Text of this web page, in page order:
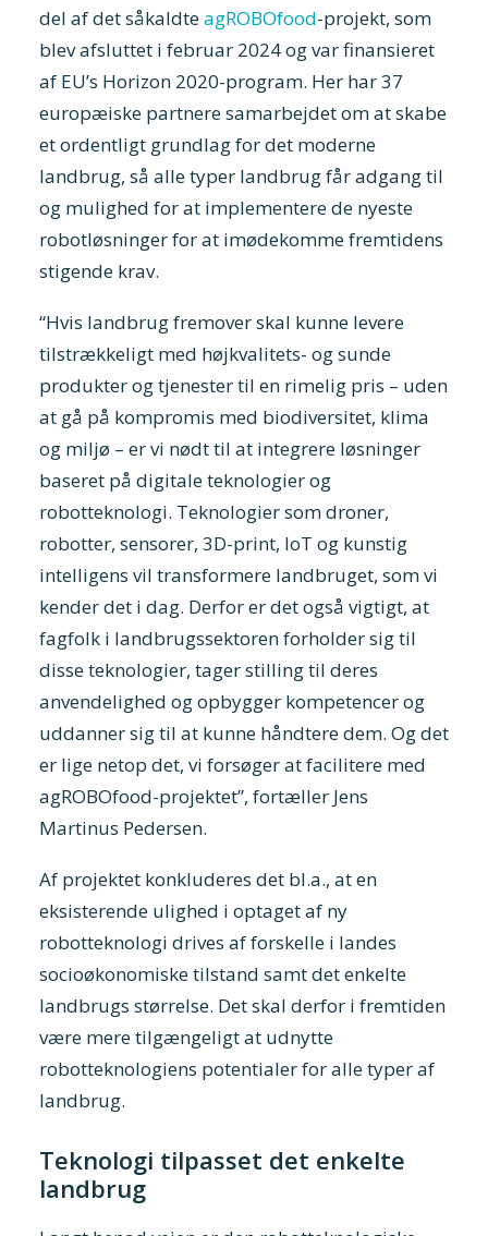
del af det såkaldteagROBOfood-projekt, som
blev afsluttet i februar 2024 og var finansieret
af EU’s Horizon 2020-program. Her har 37
europæiske partnere samarbejdet om at skabe
et ordentligt grundlag for det moderne
landbrug, så alle typer landbrug får adgang til
og mulighed for at implementere de nyeste
robotløsninger for at imødekomme fremtidens
stigende krav.
“Hvis landbrug fremover skal kunne levere
tilstrækkeligt med højkvalitets- og sunde
produkter og tjenester til en rimelig pris – uden
at gå på kompromis med biodiversitet, klima
og miljø – er vi nødt til at integrere løsninger
baseret på digitale teknologier og
robotteknologi. Teknologier som droner,
robotter, sensorer, 3D-print, IoT og kunstig
intelligens vil transformere landbruget, som vi
kender det i dag. Derfor er det også vigtigt, at
fagfolk i landbrugssektoren forholder sig til
disse teknologier, tager stilling til deres
anvendelighed og opbygger kompetencer og
uddanner sig til at kunne håndtere dem. Og det
er lige netop det, vi forsøger at facilitere med
agROBOfood-projektet”, fortæller Jens
Martinus Pedersen.
Af projektet konkluderes det bl.a., at en
eksisterende ulighed i optaget af ny
robotteknologi drives af forskelle i landes
socioøkonomiske tilstand samt det enkelte
landbrugs størrelse. Det skal derfor i fremtiden
være mere tilgængeligt at udnytte
robotteknologiens potentialer for alle typer af
landbrug.
Teknologi tilpasset det enkelte
landbrug